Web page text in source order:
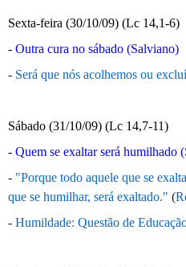
Sexta-feira (30/10/09) (Lc 14,1-6)
- Outra cura no sábado (Salviano)
- Será que nós acolhemos ou
Sábado (31/10/09) (Lc 14,7-11)
- Quem se exaltar será humilhado
- "Porque todo aquele que se
que se humilhar, será exaltado." (
- Humildade: Questão de